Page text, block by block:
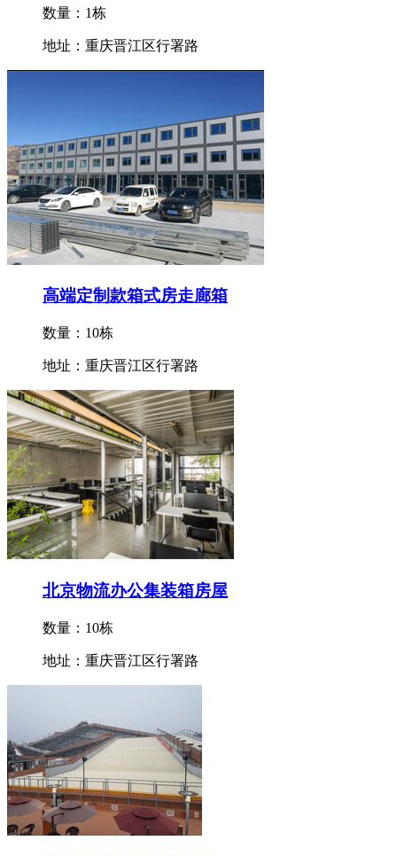
数量：1栋
地址：重庆晋江区行署路
高端定制款箱式房走廊箱
数量：10栋
地址：重庆晋江区行署路
北京物流办公集装箱房屋
数量：10栋
地址：重庆晋江区行署路